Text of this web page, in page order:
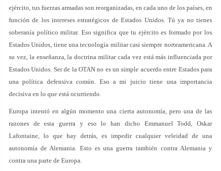
ejército, tus fuerzas armadas son reorganizadas, en cada uno de los países, en
función de los intereses estratégicos de Estados Unidos. Tú ya no tienes
soberanía político militar. Eso significa que tu ejército es formado por los
Estados Unidos, tiene una tecnología militar casi siempre norteamericana. A
su vez, la enseñanza, la doctrina militar cada vez está más influenciada por
Estados Unidos. Ser de la OTAN no es un simple acuerdo entre Estados para
una política defensiva común. Eso a mi juicio tiene una importancia
decisiva en lo que está ocurriendo.
Europa intentó en algún momento una cierta autonomía, pero una de las
razones de esta guerra y eso lo han dicho Emmanuel Todd, Oskar
Lafontaine, lo que hay detrás, es impedir cualquier veleidad de una
autonomía de Alemania. Esto es una guerra también contra Alemania y
contra una parte de Europa.